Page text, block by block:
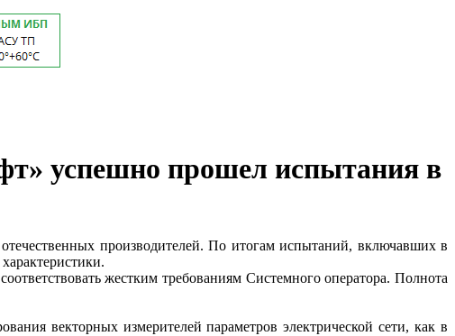
успешно прошел испытания в
производителей. По итогам испытаний, включавших в
жестким требованиям Системного оператора. Полнота
векторных измерителей параметров электрической сети, как в